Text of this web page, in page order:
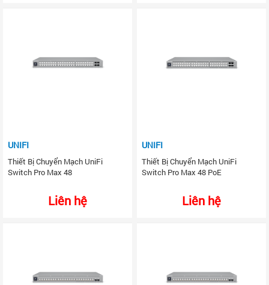
UNIFI
Thiết Bị Chuyển Mạch UniFi
Switch Pro Max 48
Liên hệ
UNIFI
Thiết Bị Chuyển Mạch UniFi
Switch Pro Max 48 PoE
Liên hệ